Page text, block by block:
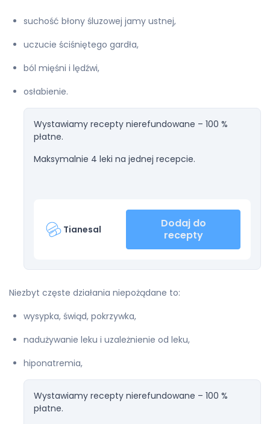
suchość błony śluzowej jamy ustnej,
uczucie ściśniętego gardła,
ból mięśni i lędźwi,
osłabienie.
Wystawiamy recepty nierefundowane – 100 %
płatne.
Maksymalnie 4 leki na jednej recepcie.
Tianesal
Dodaj do
recepty
Niezbyt częste działania niepożądane to:
wysypka, świąd, pokrzywka,
nadużywanie leku i uzależnienie od leku,
hiponatremia,
Wystawiamy recepty nierefundowane – 100 %
płatne.